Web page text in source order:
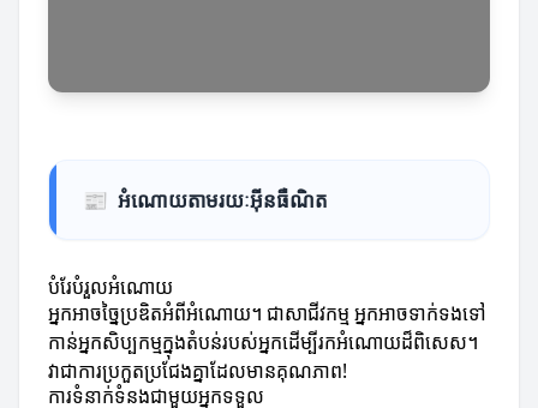
📰 អំណោយតាមរយៈអ៊ីនធឺណិត
បំរែបំរួលអំណោយ
អ្នកអាចច្នៃប្រឌិតអំពីអំណោយ។ ជាសាជីវកម្ម អ្នកអាចទាក់ទងទៅ
កាន់អ្នកសិប្បកម្មក្នុងតំបន់របស់អ្នកដើម្បីរកអំណោយដ៏ពិសេស។
វាជាការប្រកួតប្រជែងគ្នាដែលមានគុណភាព!
ការទំនាក់ទំនងជាមួយអ្នកទទួល